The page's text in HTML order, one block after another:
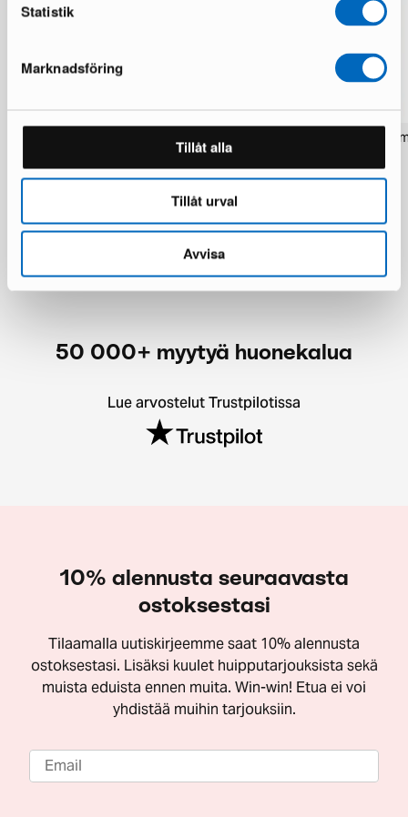
Statistik
Marknadsföring
Tillåt alla
Tillåt urval
Avvisa
1 varastossa · Upouusi kunto
Pakistan handknotted
1 varastossa · Upouusi kunto
50 000+ myytyä huonekalua
Lue arvostelut Trustpilotissa
10% alennusta seuraavasta
ostoksestasi
Tilaamalla uutiskirjeemme saat 10% alennusta
ostoksestasi. Lisäksi kuulet huipputarjouksista sekä
muista eduista ennen muita. Win-win! Etua ei voi
yhdistää muihin tarjouksiin.